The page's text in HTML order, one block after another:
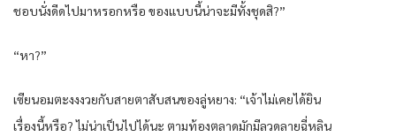
ชอบนั่งดีดไปมาหรอกหรือ ของแบบนี้น่าจะมีทั้งชุดสิ?”
“หา?”
เซียนอมตะงงงวยกับสายตาสับสนของลู่หยาง: “เจ้าไม่เคยได้ยิน
เรื่องนี้หรือ? ไม่น่าเป็นไปได้นะ ตามท้องตลาดมักมีลวดลายฉี่หลิน